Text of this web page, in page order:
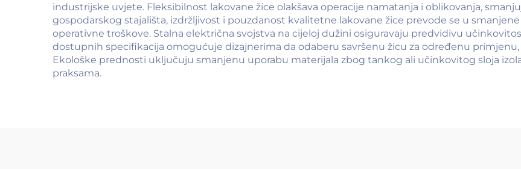
industrijske uvjete. Fleksibilnost lakovane žice olakšava operacije namatanja i oblikovanja,
gospodarskog stajališta, izdržljivost i pouzdanost kvalitetne lakovane žice prevode se u
operativne troškove. Stalna električna svojstva na cijeloj dužini osiguravaju predvidivu
dostupnih specifikacija omogućuje dizajnerima da odaberu savršenu žicu za određenu
Ekološke prednosti uključuju smanjenu uporabu materijala zbog tankog ali učinkovitog sloja
praksama.